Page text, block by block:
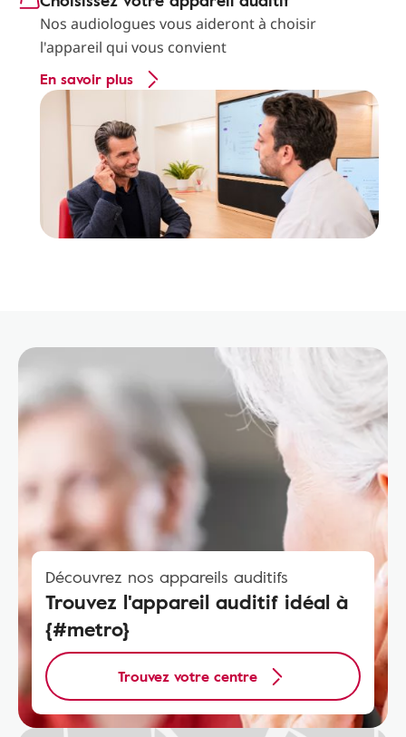
Nos audiologues vous aideront à choisir
l'appareil qui vous convient
En savoir plus
Découvrez nos appareils auditifs
Trouvez l'appareil auditif idéal à
{#metro}
Trouvez votre centre